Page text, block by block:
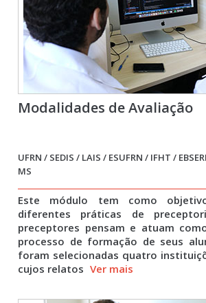
Modalidades de Avaliação
UFRN / SEDIS / LAIS / ESUFRN / IFHT /
MS
Este módulo tem como
diferentes práticas de
preceptores pensam e atuam
processo de formação de seus
foram selecionadas quatro
cujos relatos Ver mais